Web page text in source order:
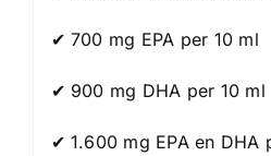
✔ 700 mg EPA per 10 ml
✔ 900 mg DHA per 10 ml
✔ 1.600 mg EPA en DHA